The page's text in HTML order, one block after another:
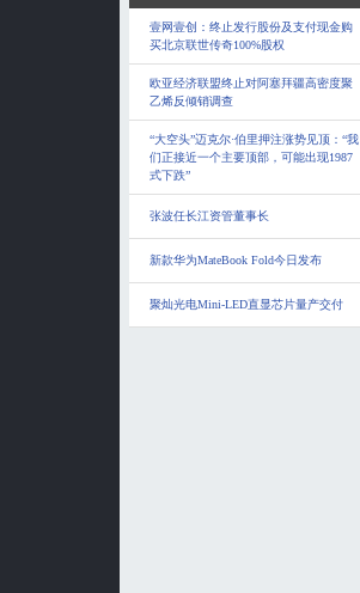
壹网壹创：终止发行股份及支付现金购
买北京联世传奇100%股权
欧亚经济联盟终止对阿塞拜疆高密度聚
乙烯反倾销调查
“大空头”迈克尔·伯里押注涨势见顶：“我
们正接近一个主要顶部，可能出现1987
式下跌”
张波任长江资管董事长
新款华为MateBook Fold今日发布
聚灿光电Mini-LED直显芯片量产交付